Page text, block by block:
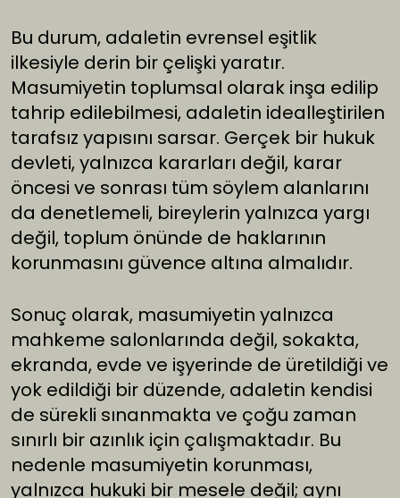
Bu durum, adaletin evrensel eşitlik
ilkesiyle derin bir çelişki yaratır.
Masumiyetin toplumsal olarak inşa edilip
tahrip edilebilmesi, adaletin idealleştirilen
tarafsız yapısını sarsar. Gerçek bir hukuk
devleti, yalnızca kararları değil, karar
öncesi ve sonrası tüm söylem alanlarını
da denetlemeli, bireylerin yalnızca yargı
değil, toplum önünde de haklarının
korunmasını güvence altına almalıdır.
Sonuç olarak, masumiyetin yalnızca
mahkeme salonlarında değil, sokakta,
ekranda, evde ve işyerinde de üretildiği ve
yok edildiği bir düzende, adaletin kendisi
de sürekli sınanmakta ve çoğu zaman
sınırlı bir azınlık için çalışmaktadır. Bu
nedenle masumiyetin korunması,
yalnızca hukuki bir mesele değil; aynı